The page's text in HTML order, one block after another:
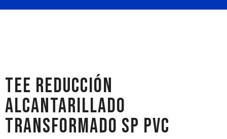
TEE REDUCCIÓN
ALCANTARILLADO
TRANSFORMADO SP PVC